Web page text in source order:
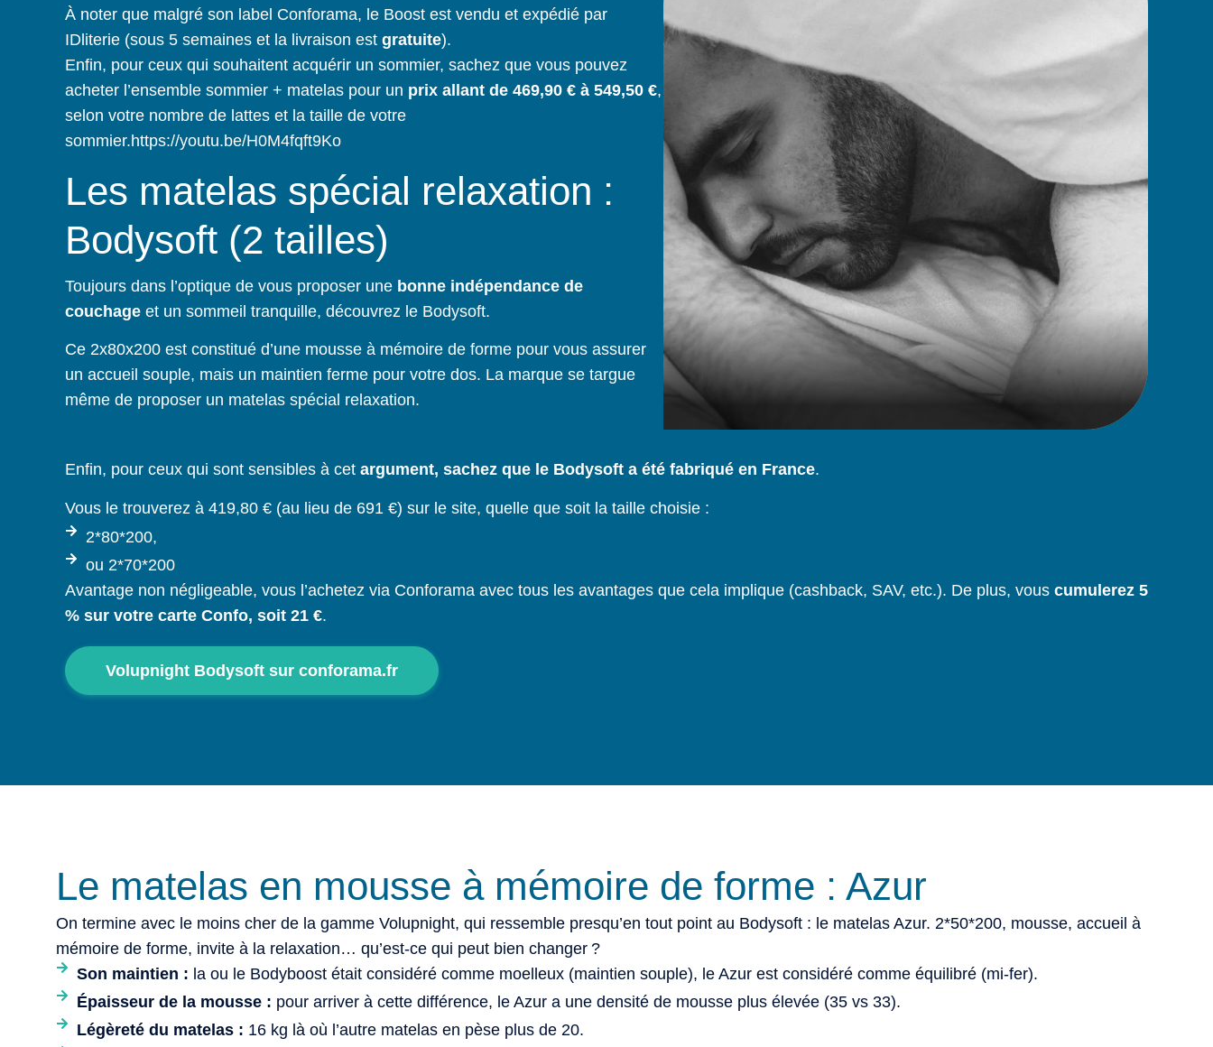
À noter que malgré son label Conforama, le Boost est vendu et expédié par
IDliterie (sous 5 semaines et la livraison est gratuite).
Enfin, pour ceux qui souhaitent acquérir un sommier, sachez que vous pouvez
acheter l’ensemble sommier + matelas pour un prix allant de 469,90 € à 549,50 €,
selon votre nombre de lattes et la taille de votre
sommier.https://youtu.be/H0M4fqft9Ko
Les matelas spécial relaxation :
Bodysoft (2 tailles)
Toujours dans l’optique de vous proposer une bonne indépendance de
couchage et un sommeil tranquille, découvrez le Bodysoft.
Ce 2x80x200 est constitué d’une mousse à mémoire de forme pour vous assurer
un accueil souple, mais un maintien ferme pour votre dos. La marque se targue
même de proposer un matelas spécial relaxation.
Enfin, pour ceux qui sont sensibles à cet argument, sachez que le Bodysoft a été fabriqué en France.
Vous le trouverez à 419,80 € (au lieu de 691 €) sur le site, quelle que soit la taille choisie :
2*80*200,
ou 2*70*200
Avantage non négligeable, vous l’achetez via Conforama avec tous les avantages que cela implique (cashback, SAV, etc.). De plus, vous cumulerez 5
% sur votre carte Confo, soit 21 €.
Volupnight Bodysoft sur conforama.fr
Le matelas en mousse à mémoire de forme : Azur
On termine avec le moins cher de la gamme Volupnight, qui ressemble presqu’en tout point au Bodysoft : le matelas Azur. 2*50*200, mousse, accueil à
mémoire de forme, invite à la relaxation… qu’est-ce qui peut bien changer ?
Son maintien : la ou le Bodyboost était considéré comme moelleux (maintien souple), le Azur est considéré comme équilibré (mi-fer).
Épaisseur de la mousse : pour arriver à cette différence, le Azur a une densité de mousse plus élevée (35 vs 33).
Légèreté du matelas : 16 kg là où l’autre matelas en pèse plus de 20.